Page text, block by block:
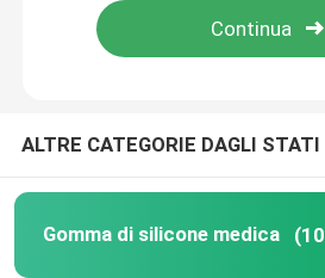
Prodotti
ALTRE CATEGORIE DAGLI
Gomma di silicone medica